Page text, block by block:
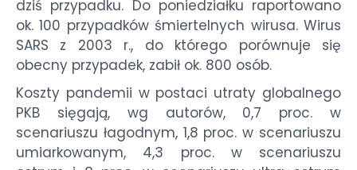
dziś przypadku. Do poniedziałku raportowano
ok. 100 przypadków śmiertelnych wirusa. Wirus
SARS z 2003 r., do którego porównuje się
obecny przypadek, zabił ok. 800 osób.
Koszty pandemii w postaci utraty globalnego
PKB sięgają, wg autorów, 0,7 proc. w
scenariuszu łagodnym, 1,8 proc. w scenariuszu
umiarkowanym, 4,3 proc. w scenariuszu